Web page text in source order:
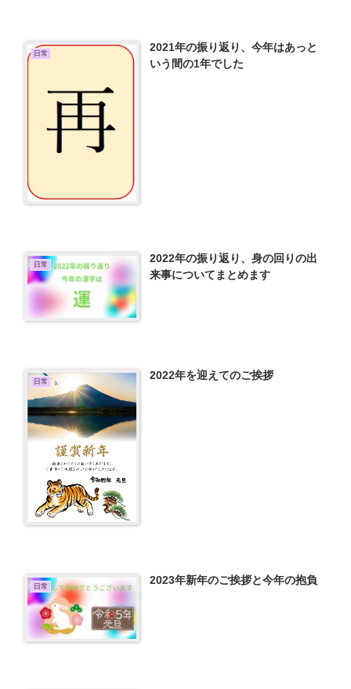
日常
2021年の振り返り、今年はあっと
いう間の1年でした
日常
2022年の振り返り、身の回りの出
来事についてまとめます
日常 2022年を迎えてのご挨拶
日常 2023年新年のご挨拶と今年の抱負